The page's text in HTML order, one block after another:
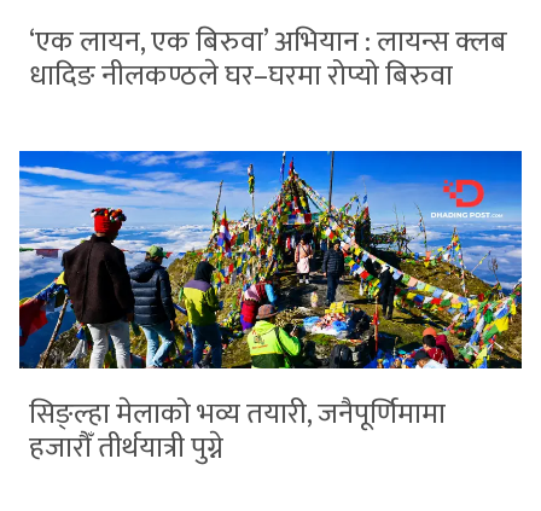
‘एक लायन, एक बिरुवा’ अभियान : लायन्स क्लब
धादिङ नीलकण्ठले घर–घरमा रोप्यो बिरुवा
सिङ्ल्हा मेलाको भव्य तयारी, जनैपूर्णिमामा
हजारौँ तीर्थयात्री पुग्ने